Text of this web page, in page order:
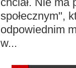
społecznym",
odpowiednim
w...